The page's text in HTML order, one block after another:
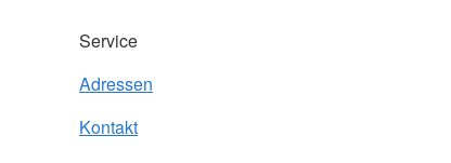
Service
Adressen
Kontakt